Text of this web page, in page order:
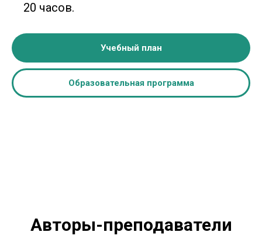
20 часов.
Учебный план
Образовательная программа
Авторы-преподаватели